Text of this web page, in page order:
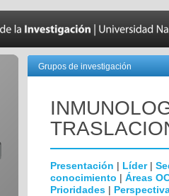
Grupos de investigación
Presentación | Líder|
conocimiento | Áreas
Prioridades |